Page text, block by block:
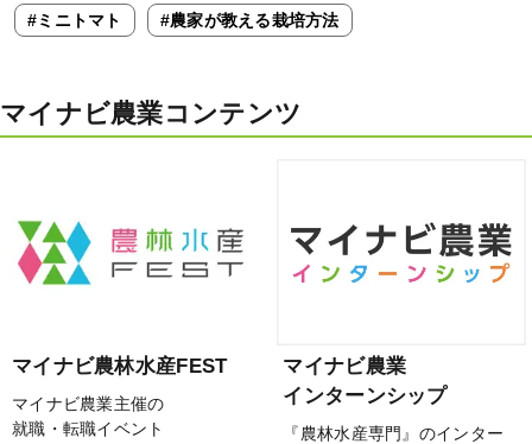
#ミニトマト #農家が教える栽培方法
マイナビ農業コンテンツ
マイナビ農林水産FEST
マイナビ農業主催の
就職・転職イベント
マイナビ農業
インターンシップ
『農林水産専門』のインター